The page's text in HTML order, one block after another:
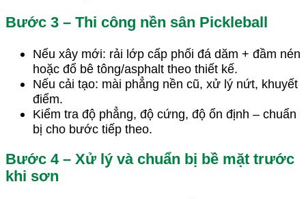
Bước 3 – Thi công nền sân Pickleball
Nếu xây mới: rải lớp cấp phối đá dăm + đầm nén
hoặc đổ bê tông/asphalt theo thiết kế.
Nếu cải tạo: mài phẳng nền cũ, xử lý nứt, khuyết
điểm.
Kiểm tra độ phẳng, độ cứng, độ ổn định – chuẩn
bị cho bước tiếp theo.
Bước 4 – Xử lý và chuẩn bị bề mặt trước
khi sơn